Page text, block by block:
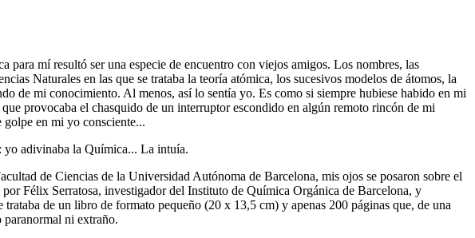
para mí resultó ser una especie de encuentro con viejos amigos. Los nombres, las
Naturales en las que se trataba la teoría atómica, los sucesivos modelos de átomos, la
de mi conocimiento. Al menos, así lo sentía yo. Es como si siempre hubiese habido en mi
provocaba el chasquido de un interruptor escondido en algún remoto rincón de mi
golpe en mi yo consciente...
yo adivinaba la Química... La intuía.
de Ciencias de la Universidad Autónoma de Barcelona, mis ojos se posaron sobre el
por Félix Serratosa, investigador del Instituto de Química Orgánica de Barcelona, y
de un libro de formato pequeño (20 x 13,5 cm) y apenas 200 páginas que, de una
paranormal ni extraño.